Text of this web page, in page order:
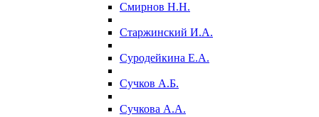
Смирнов Н.Н.
Старжинский И.А.
Суродейкина Е.А.
Сучков А.Б.
Сучкова А.А.